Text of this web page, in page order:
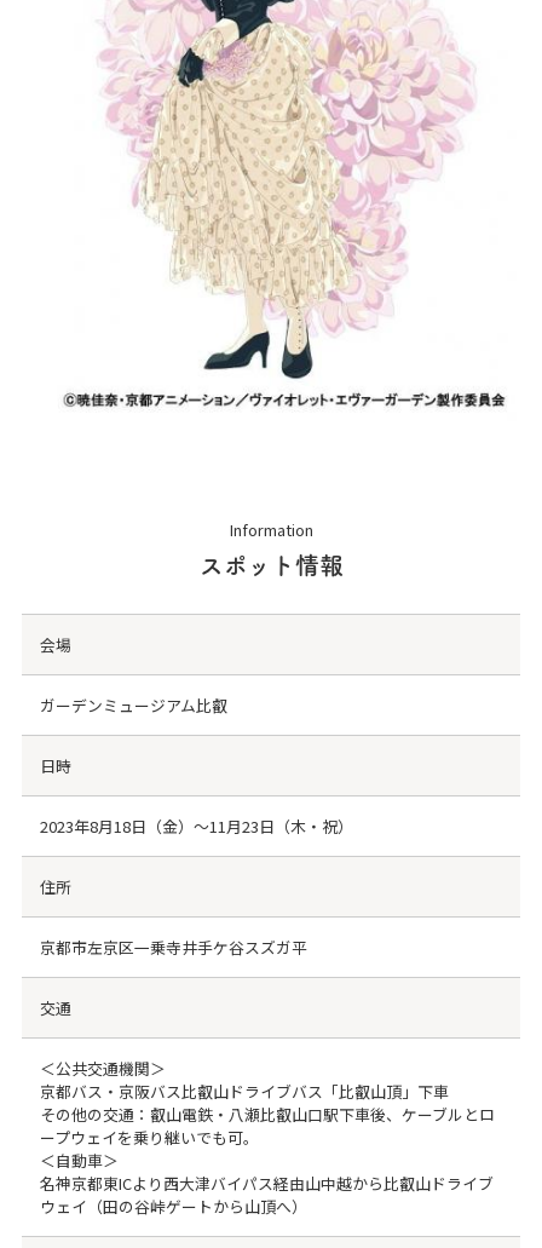
Information
スポット情報
会場
ガーデンミュージアム比叡
日時
2023年8月18日（金）～11月23日（木・祝）
住所
京都市左京区一乗寺井手ケ谷スズガ平
交通
＜公共交通機関＞
京都バス・京阪バス比叡山ドライブバス「比叡山頂」下車
その他の交通：叡山電鉄・八瀬比叡山口駅下車後、ケーブルとロ
ープウェイを乗り継いでも可。
＜自動車＞
名神京都東ICより西大津バイパス経由山中越から比叡山ドライブ
ウェイ（田の谷峠ゲートから山頂へ）